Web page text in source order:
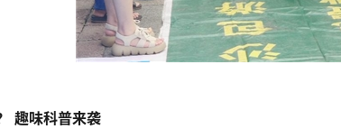
趣味科普来袭